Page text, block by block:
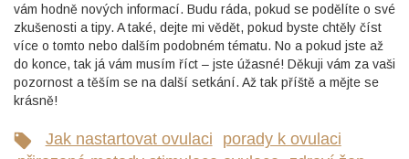
vám hodně nových informací. Budu ráda, pokud se podělíte o své
zkušenosti a tipy. A také, dejte mi vědět, pokud byste chtěly číst
více o tomto nebo dalším podobném tématu. No a pokud jste až
do konce, tak já vám musím říct – jste úžasné! Děkuji vám za vaši
pozornost a těším se na další setkání. Až tak příště a mějte se
krásně!
Jak nastartovat ovulaci
porady k ovulaci